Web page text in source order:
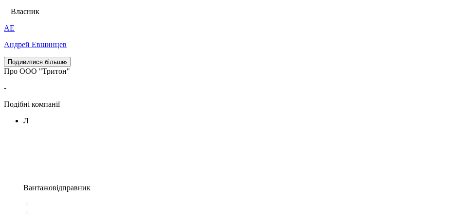
Власник
АЕ
Андрей Евшинцев
Подивитися більше
Про ООО "Тритон"
-
Подібні компанії
Л
Вантажовідправник